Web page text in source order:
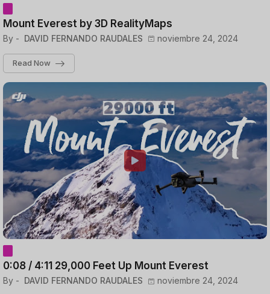
Mount Everest by 3D RealityMaps
By - DAVID FERNANDO RAUDALES noviembre 24, 2024
Read Now
0:08 / 4:11 29,000 Feet Up Mount Everest
By - DAVID FERNANDO RAUDALES noviembre 24, 2024